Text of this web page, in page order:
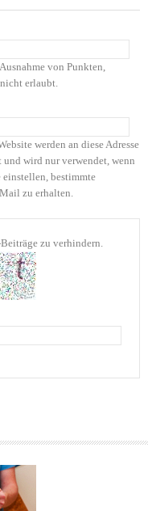
von Punkten,
erlaubt.
werden an diese Adresse
wird nur verwendet, wenn
einstellen, bestimmte
zu erhalten.
zu verhindern.